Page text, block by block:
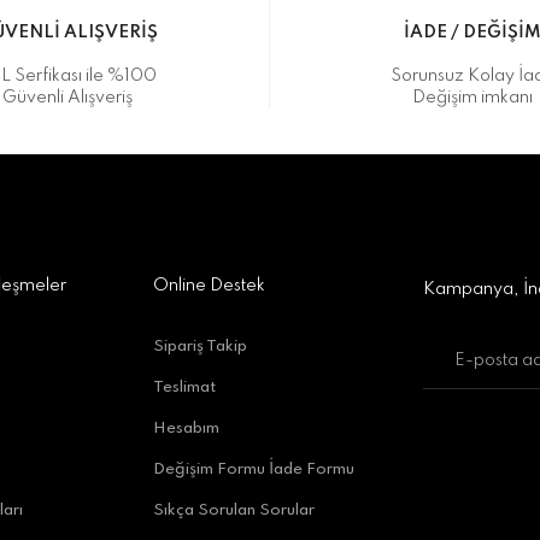
Antalya
ALIŞVERİŞ
Serfikası ile %100
Güvenli Alışveriş
İADE / DEĞİŞİM
Sorunsuz Kolay
Değişim imkanı
Online Destek
Sipariş Takip
Teslimat
Hesabım
Değişim Formu İade Formu
Sıkça Sorulan Sorular
Kampanya,